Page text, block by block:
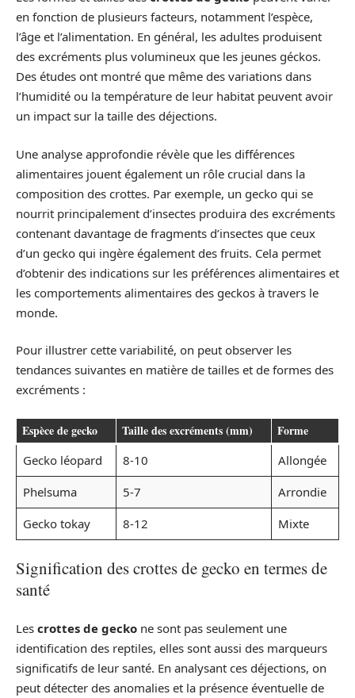
en fonction de plusieurs facteurs, notamment l’espèce,
l’âge et l’alimentation. En général, les adultes produisent
des excréments plus volumineux que les jeunes géckos.
Des études ont montré que même des variations dans
l’humidité ou la température de leur habitat peuvent avoir
un impact sur la taille des déjections.
Une analyse approfondie révèle que les différences
alimentaires jouent également un rôle crucial dans la
composition des crottes. Par exemple, un gecko qui se
nourrit principalement d’insectes produira des excréments
contenant davantage de fragments d’insectes que ceux
d’un gecko qui ingère également des fruits. Cela permet
d’obtenir des indications sur les préférences alimentaires et
les comportements alimentaires des geckos à travers le
monde.
Pour illustrer cette variabilité, on peut observer les
tendances suivantes en matière de tailles et de formes des
excréments :
Espèce de gecko Taille des excréments (mm) Forme
Gecko léopard 8-10
Allongée
Phelsuma
5-7
Arrondie
Gecko tokay
8-12 Mixte
Signification des crottes de gecko en termes de
santé
Les crottes de gecko ne sont pas seulement une
identification des reptiles, elles sont aussi des marqueurs
significatifs de leur santé. En analysant ces déjections, on
peut détecter des anomalies et la présence éventuelle de